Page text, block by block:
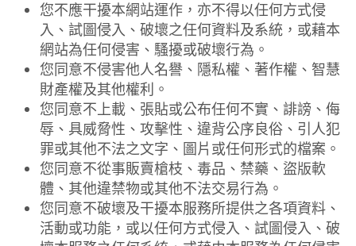
您不應干擾本網站運作，亦不得以任何方式侵
入、試圖侵入、破壞之任何資料及系統，或藉本
網站為任何侵害、騷擾或破壞行為。
您同意不侵害他人名譽、隱私權、著作權、智慧
財產權及其他權利。
您同意不上載、張貼或公布任何不實、誹謗、侮
辱、具威脅性、攻擊性、違背公序良俗、引人犯
罪或其他不法之文字、圖片或任何形式的檔案。
您同意不從事販賣槍枝、毒品、禁藥、盜版軟
體、其他違禁物或其他不法交易行為。
您同意不破壞及干擾本服務所提供之各項資料、
活動或功能，或以任何方式侵入、試圖侵入、破